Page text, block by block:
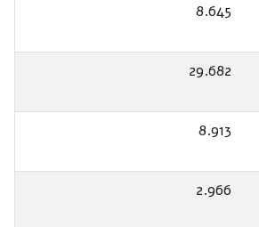
8.645
29.682
8.913
2.966